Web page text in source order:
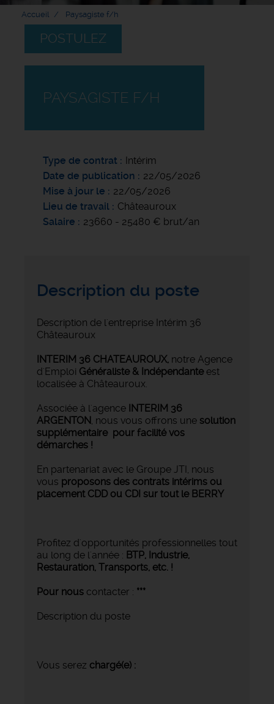
Accueil Paysagiste f/h
POSTULEZ
PAYSAGISTE F/H
Type de contrat
Intérim
Date de publication
22/05/2026
Mise à jour le
22/05/2026
Lieu de travail
Châteauroux
Salaire
23660 - 25480 € brut/an
Description du poste
Description de l'entreprise Intérim 36
Châteauroux
INTERIM 36 CHATEAUROUX, notre Agence
d'Emploi Généraliste & Indépendante est
localisée à Châteauroux.
Associée à l'agence INTERIM 36
ARGENTON, nous vous offrons une solution
supplémentaire pour facilité vos
démarches !
En partenariat avec le Groupe JTI, nous
vous proposons des contrats intérims ou
placement CDD ou CDI sur tout le BERRY
Profitez d'opportunités professionnelles tout
au long de l'année : BTP, Industrie,
Restauration, Transports, etc. !
Pour nous contacter : ***
Description du poste
Vous serez chargé(e) :